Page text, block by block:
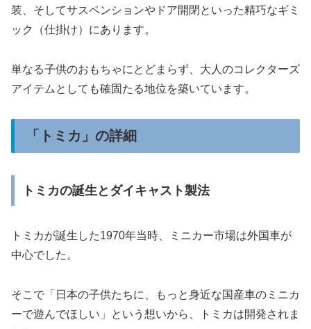
装、そしてサスペンションやドア開閉といった精巧なギミ
ック（仕掛け）にあります。
単なる子供のおもちゃにとどまらず、大人のコレクターズ
アイテムとしても確固たる地位を築いています。
「トミカ」の詳細
トミカの誕生とダイキャスト製法
トミカが誕生した1970年当時、ミニカー市場は外国車が
中心でした。
そこで「日本の子供たちに、もっと身近な国産車のミニカ
ーで遊んでほしい」という想いから、トミカは開発されま